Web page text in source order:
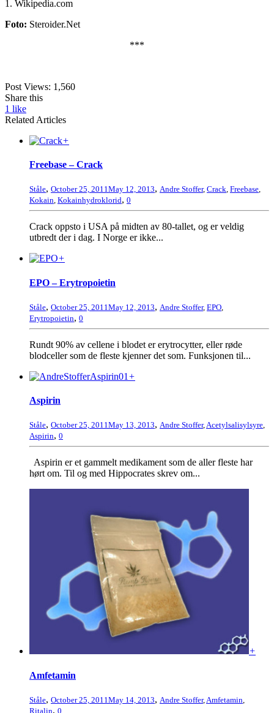
1. Wikipedia.com
Foto: Steroider.Net
***
Post Views: 1,560
Share this
1 like
Related Articles
+
Freebase – Crack
Ståle, October 25, 2011May 12, 2013, Andre Stoffer, Crack, Freebase,
Kokain, Kokainhydroklorid, 0
Crack oppsto i USA på midten av 80-tallet, og er veldig
utbredt der i dag. I Norge er ikke...
+
EPO – Erytropoietin
Ståle, October 25, 2011 May 12, 2013, Andre Stoffer, EPO
Erytropoietin, 0
Rundt 90% av cellene i blodet er erytrocytter, eller røde
blodceller som de fleste kjenner det som. Funksjonen til...
+
Aspirin
Ståle, October 25, 2011May 13, 2013, Andre Stoffer,Acetylsalisylsyre,
Aspirin, 0
Aspirin er et gammelt medikament som de aller fleste har
hørt om. Til og med Hippocrates skrev om...
+
Amfetamin
Ståle, October 25, 2011 May 14, 2013, Andre Stoffer, Amfetamin
Ritalin, 0